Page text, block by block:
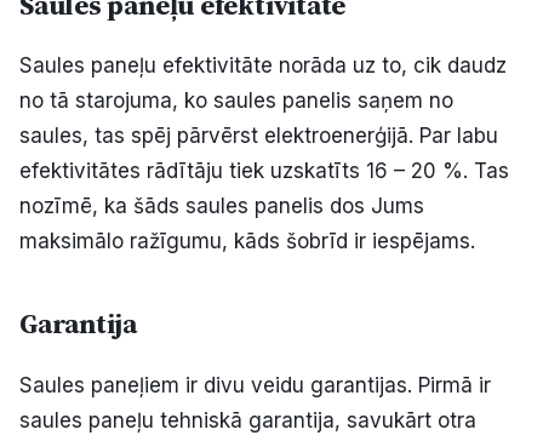
Saules paneļu efektivitāte norāda uz to, cik daudz
no tā starojuma, ko saules panelis saņem no
saules, tas spēj pārvērst elektroenerģijā. Par labu
efektivitātes rādītāju tiek uzskatīts 16 – 20 %. Tas
nozīmē, ka šāds saules panelis dos Jums
maksimālo ražīgumu, kāds šobrīd ir iespējams.
Garantija
Saules paneļiem ir divu veidu garantijas. Pirmā ir
saules paneļu tehniskā garantija, savukārt otra